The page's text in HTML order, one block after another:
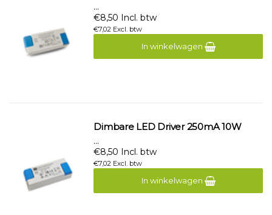
...
€8,50 Incl. btw
€7,02 Excl. btw
In winkelwagen
Dimbare LED Driver 250mA 10W
...
€8,50 Incl. btw
€7,02 Excl. btw
In winkelwagen